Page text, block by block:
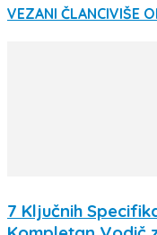
VEZANI ČLANCIVIŠE
7 Ključnih